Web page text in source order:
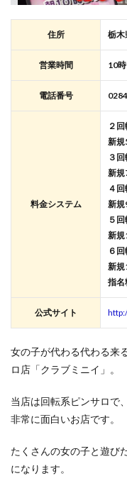
住所 栃木
営業時間 10
電話番号
料金システム
２回
新規
３回
新規
４回
新規
５回
新
６回
新
指名
公式サイト
女の子が代わる代わる来
ロ店「クラブミニイ」。
当店は回転系ピンサロで
非常に面白いお店です。
たくさんの女の子と遊び
になります。